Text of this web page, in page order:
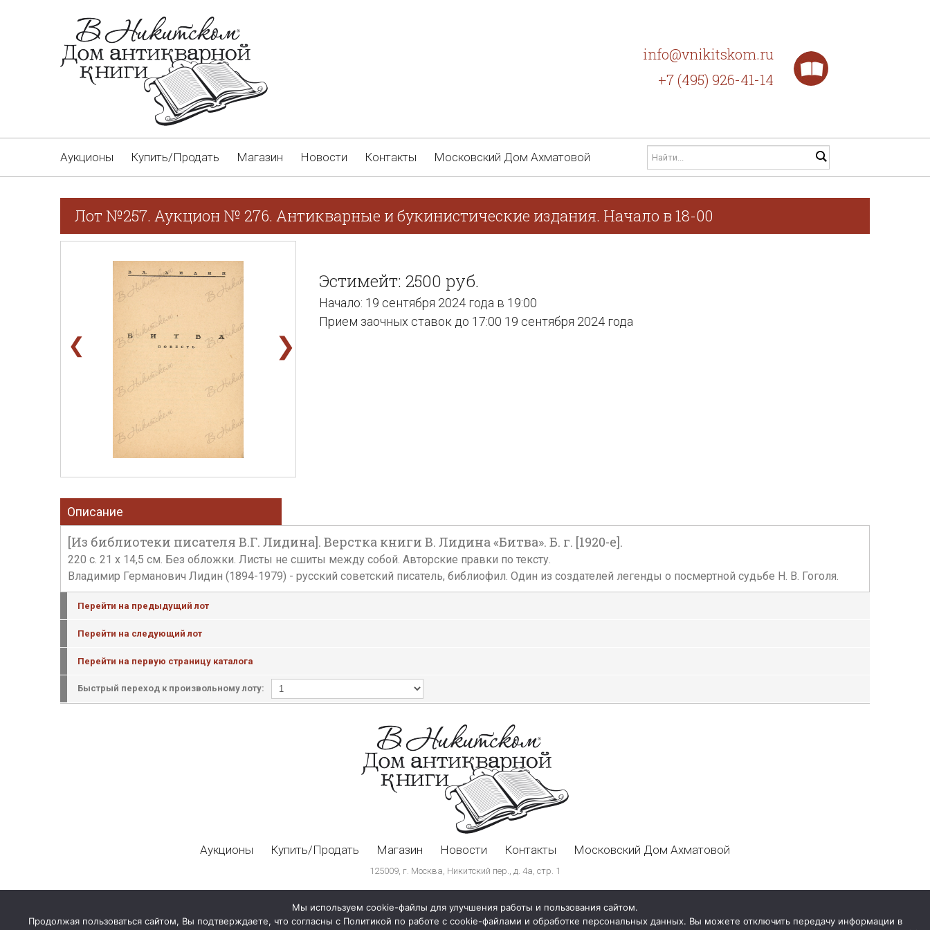
info@vnikitskom.ru
+7 (495) 926-41-14
Аукционы Купить/Продать Магазин Новости Контакты Московский Дом Ахматовой
Лот №257. Аукцион № 276. Антикварные и букинистические издания. Начало в 18-00
❮ ❯
Эстимейт: 2500 руб.
Начало: 19 сентября 2024 года в 19:00
Прием заочных ставок до 17:00 19 сентября 2024 года
Описание
[Из библиотеки писателя В.Г. Лидина]. Верстка книги В. Лидина «Битва». Б. г. [1920-е].
220 с. 21 x 14,5 см. Без обложки. Листы не сшиты между собой. Авторские правки по тексту.
Владимир Германович Лидин (1894-1979) - русский советский писатель, библиофил. Один из создателей легенды о посмертной судьбе Н. В. Гоголя.
Перейти на предыдущий лот
Перейти на следующий лот
Перейти на первую страницу каталога
Быстрый переход к произвольному лоту:
Аукционы Купить/Продать Магазин Новости Контакты Московский Дом Ахматовой
125009, г. Москва, Никитский пер., д. 4а, стр. 1
Мы используем cookie-файлы для улучшения работы и пользования сайтом.
Продолжая пользоваться сайтом, Вы подтверждаете, что согласны с Политикой по работе с cookie-файлами и обработке персональных данных. Вы можете отключить передачу информации в